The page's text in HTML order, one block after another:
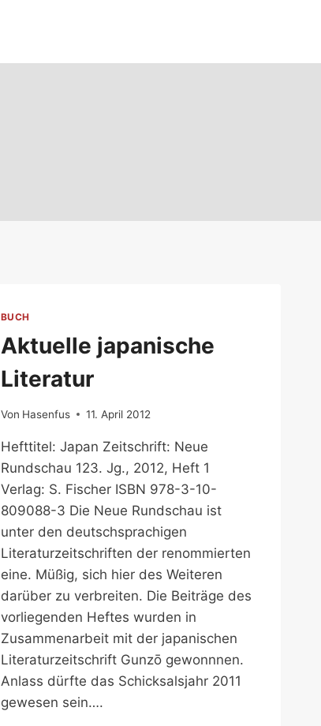
BUCH
Aktuelle japanische
Literatur
Von Hasenfus 11. April 2012
Hefttitel: Japan Zeitschrift: Neue
Rundschau 123. Jg., 2012, Heft 1
Verlag: S. Fischer ISBN 978-3-10-
809088-3 Die Neue Rundschau ist
unter den deutschsprachigen
Literaturzeitschriften der renommierten
eine. Müßig, sich hier des Weiteren
darüber zu verbreiten. Die Beiträge des
vorliegenden Heftes wurden in
Zusammenarbeit mit der japanischen
Literaturzeitschrift Gunzō gewonnnen.
Anlass dürfte das Schicksalsjahr 2011
gewesen sein….